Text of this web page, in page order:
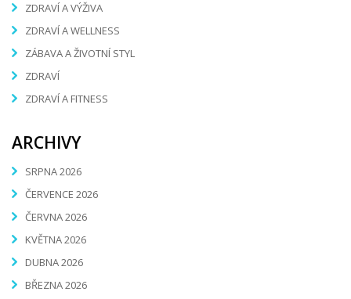
ZDRAVÍ A VÝŽIVA
ZDRAVÍ A WELLNESS
ZÁBAVA A ŽIVOTNÍ STYL
ZDRAVÍ
ZDRAVÍ A FITNESS
ARCHIVY
SRPNA 2026
ČERVENCE 2026
ČERVNA 2026
KVĚTNA 2026
DUBNA 2026
BŘEZNA 2026